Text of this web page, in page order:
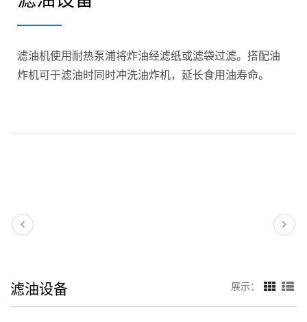
滤油机使用耐热泵浦将炸油经滤纸或滤袋过滤。搭配油
炸机可于滤油时同时冲洗油炸机，延长食用油寿命。
滤油设备 展示：